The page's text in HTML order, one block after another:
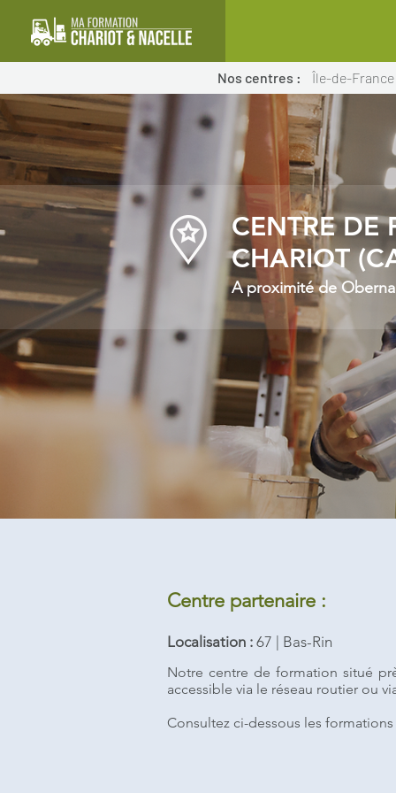
Nos centres : Île-de-France
CENTRE DE
CHARIOT
A proximité de
Centre partenaire :
Notre centre de formation situé
accessible via le réseau routier ou
Consultez ci-dessous les
Localisation : 67 | Bas-Rin